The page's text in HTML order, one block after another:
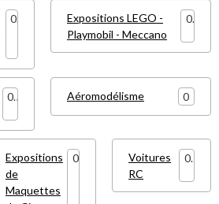
0
Expositions LEGO -
Playmobil - Meccano
0
0 Aéromodélisme 0
Expositions
de
Maquettes
0
Voitures
RC
0